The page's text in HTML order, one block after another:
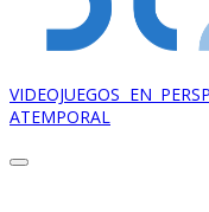
VIDEOJUEGOS EN
ATEMPORAL